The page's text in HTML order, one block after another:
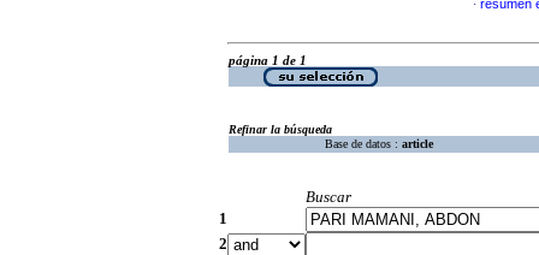
· resumen
página 1 de 1
Refinar la búsqueda
Base de datos : article
Buscar
1
2